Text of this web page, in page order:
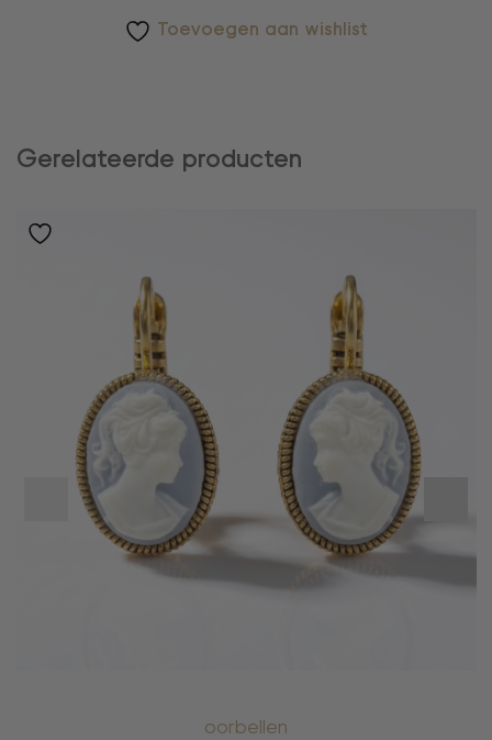
Toevoegen aan wishlist
Gerelateerde producten
oorbellen